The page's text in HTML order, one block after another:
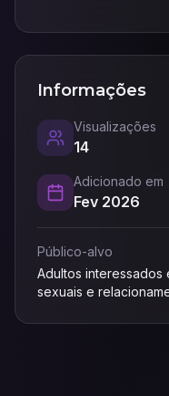
Informações
Visualizações
14
Adicionado em
Fev 2026
Público-alvo
Adultos interessados
sexuais e